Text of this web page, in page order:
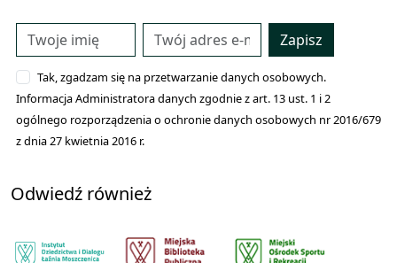
Zapisz
Tak, zgadzam się na przetwarzanie danych osobowych.
Informacja Administratora danych zgodnie z art. 13 ust. 1 i 2
ogólnego rozporządzenia o ochronie danych osobowych nr 2016/679
z dnia 27 kwietnia 2016 r.
Odwiedź również